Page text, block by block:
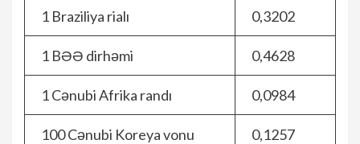
1 Braziliya rialı 0,3202
1 BƏƏ dirhəmi 0,4628
1 Cənubi Afrika randı 0,0984
100 Cənubi Koreya vonu 0,1257